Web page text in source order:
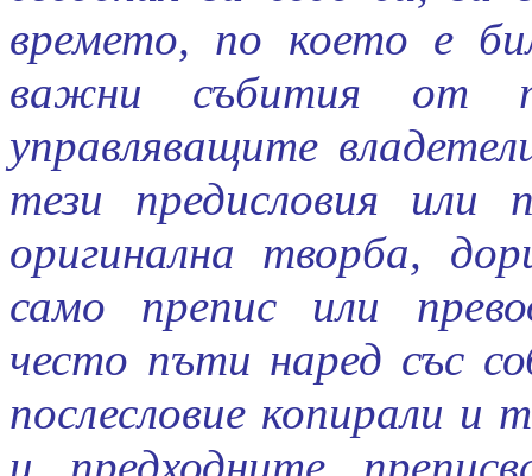
времето, по което е
важни събития от
управляващите
тези предисловия или
оригинална творба,
само препис или
често пъти наред със
послесловие копирали и